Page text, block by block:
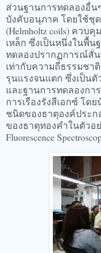
ส่วนฐานการทดลองอื่น
บังคับอนุภาค โดยใช้ชุ
(Helmholtz coils) ควบ
เหล็ก ซึ่งเป็นหนึ่งในพื้น
ทดลองปรากฏการณ์สั่น
เท่ากับความถี่ธรรมชา
รุนแรงจนแตก ซึ่งเป็น
และฐานการทดลองกา
การเรืองรังสีเอกซ์ โด
ชนิดของธาตุองค์ประ
ของธาตุทองคำในตัวอ
Fluorescence